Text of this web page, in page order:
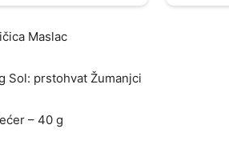
Maslac
Sol: prstohvat Žumanjci
– 40 g